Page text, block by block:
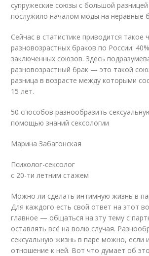
супружеские союзы с большой
послужило началом моды на неравные
Сейчас в статистике приводится такое
разновозрастных браков по России:
заключенных союзов. Здесь
разновозрастный брак — это такой
разница в возрасте между которыми
15 лет.
50 способов разнообразить
помощью знаний сексологии
Марина Забагонская
Психолог-сексолог
с 20-ти летним стажем
Можно ли сделать интимную жизнь в
Для каждого есть свой ответ на этот
главное — общаться на эту тему с
оставлять всё на волю случая.
сексуальную жизнь в паре можно, если
отношение к ней. Вот что думает об